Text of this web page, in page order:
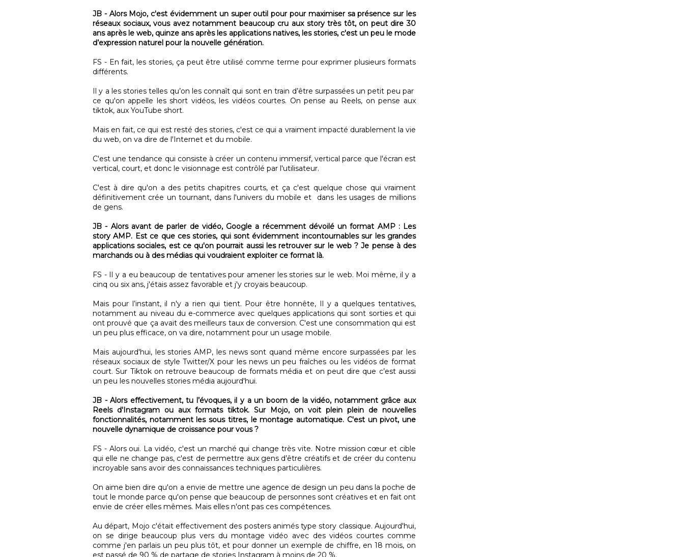
JB - Alors Mojo, c'est évidemment un super outil pour pour maximiser sa présence sur les
réseaux sociaux, vous avez notamment beaucoup cru aux story très tôt, on peut dire 30
ans après le web, quinze ans après les applications natives, les stories, c'est un peu le mode
d’expression naturel pour la nouvelle génération.
FS - En fait, les stories, ça peut être utilisé comme terme pour exprimer plusieurs formats
différents.
Il y a les stories telles qu’on les connaît qui sont en train d’être surpassées un petit peu par
ce qu'on appelle les short vidéos, les vidéos courtes. On pense au Reels, on pense aux
tiktok, aux YouTube short.
Mais en fait, ce qui est resté des stories, c'est ce qui a vraiment impacté durablement la vie
du web, on va dire de l'Internet et du mobile.
C'est une tendance qui consiste à créer un contenu immersif, vertical parce que l'écran est
vertical, court, et donc le visionnage est contrôlé par l'utilisateur.
C'est à dire qu'on a des petits chapitres courts, et ça c'est quelque chose qui vraiment
définitivement crée un tournant, dans l'univers du mobile et dans les usages de millions
de gens.
JB - Alors avant de parler de vidéo, Google a récemment dévoilé un format AMP : Les
story AMP. Est ce que ces stories, qui sont évidemment incontournables sur les grandes
applications sociales, est ce qu'on pourrait aussi les retrouver sur le web ? Je pense à des
marchands ou à des médias qui voudraient exploiter ce format là.
FS - Il y a eu beaucoup de tentatives pour amener les stories sur le web. Moi même, il y a
cinq ou six ans, j'étais assez favorable et j'y croyais beaucoup.
Mais pour l’instant, il n'y a rien qui tient. Pour être honnête, Il y a quelques tentatives,
notamment au niveau du e-commerce avec quelques applications qui sont sorties et qui
ont prouvé que ça avait des meilleurs taux de conversion. C'est une consommation qui est
un peu plus efficace, on va dire, notamment pour un usage mobile.
Mais aujourd'hui, les stories AMP, les news sont quand même encore surpassées par les
réseaux sociaux de style Twitter/X pour les news un peu fraîches ou les vidéos de format
court. Sur Tiktok on retrouve beaucoup de formats média et on peut dire que c’est aussi
un peu les nouvelles stories média aujourd'hui.
JB - Alors effectivement, tu l’évoques, il y a un boom de la vidéo, notamment grâce aux
Reels d'Instagram ou aux formats tiktok. Sur Mojo, on voit plein plein de nouvelles
fonctionnalités, notamment les sous titres, le montage automatique. C'est un pivot, une
nouvelle dynamique de croissance pour vous ?
FS - Alors oui. La vidéo, c'est un marché qui change très vite. Notre mission cœur et cible
qui elle ne change pas, c'est de permettre aux gens d’être créatifs et de créer du contenu
incroyable sans avoir des connaissances techniques particulières.
On aime bien dire qu'on a envie de mettre une agence de design un peu dans la poche de
tout le monde parce qu'on pense que beaucoup de personnes sont créatives et en fait ont
envie de créer elles mêmes. Mais elles n'ont pas ces compétences.
Au départ, Mojo c'était effectivement des posters animés type story classique. Aujourd'hui,
on se dirige beaucoup plus vers du montage vidéo avec des vidéos courtes comme
comme j'en parlais un peu plus tôt, et pour donner un exemple de chiffre, en 18 mois, on
est passé de 90 % de partage de stories Instagram à moins de 20 %.